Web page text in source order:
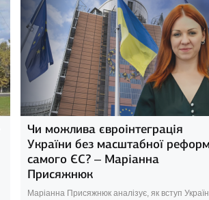
Чи можлива євроінтеграція
України без масштабної
самого ЄС? – Маріанна
Присяжнюк
Маріанна Присяжнюк аналізує, як вступ